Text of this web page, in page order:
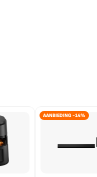
AANBIEDING -14%